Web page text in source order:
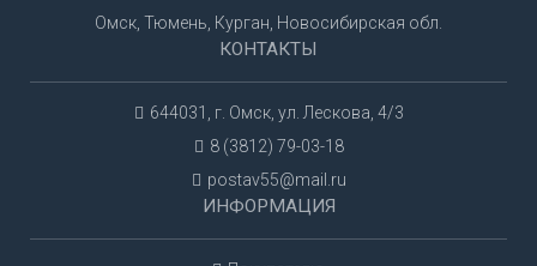
Омск, Тюмень, Курган, Новосибирская обл.
КОНТАКТЫ
644031, г. Омск, ул. Лескова, 4/3
8 (3812) 79-03-18
postav55@mail.ru
ИНФОРМАЦИЯ